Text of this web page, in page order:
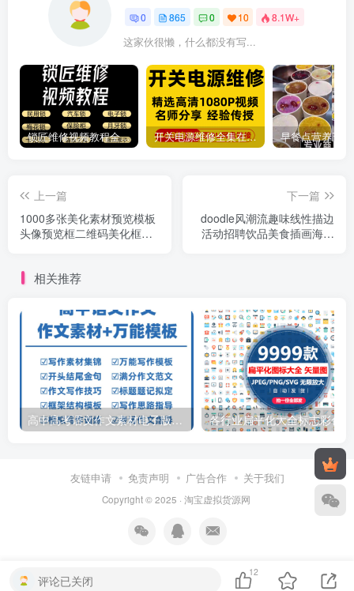
0 865 0 10 8.1W+
这家伙很懒，什么都没有写...
锁匠维修视频教程全套从入门到精通技巧培训学习在线自学课程 开关电源维修全集在线视频教程新手零基础课程教程从入门到精通
上一篇
1000多张美化素材预览模板
头像预览框二维码美化框高
下一篇
doodle风潮流趣味线性描边
活动招聘饮品美食插画海报
相关推荐
高中高考语文作文素材电子版满分作文写作通用模板及范文句子
友链申请 免责声明 广告合作 关于我们
Copyright © 2025 · 淘宝虚拟货源网
评论已关闭
12